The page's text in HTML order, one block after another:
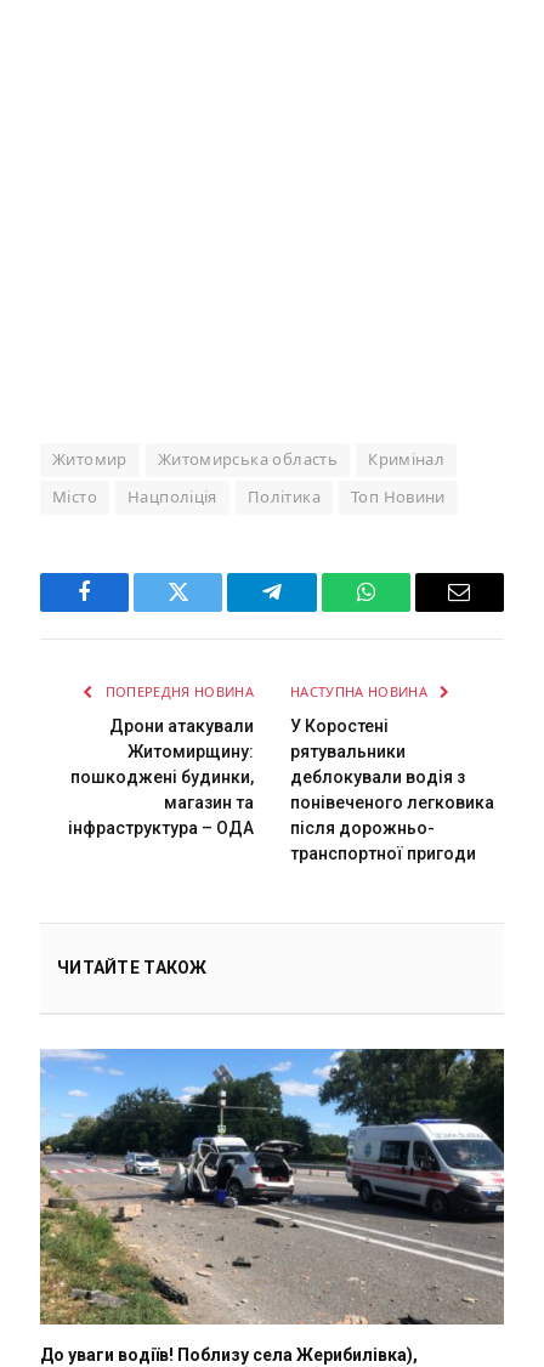
Житомир Житомирська область Кримінал
Місто Нацполіція Політика Топ Новини
Facebook Twitter Telegram WhatsAppEmail
ПОПЕРЕДНЯ НОВИНА
Дрони атакували
Житомирщину:
пошкоджені будинки,
магазин та
інфраструктура – ОДА
НАСТУПНА НОВИНА
У Коростені
рятувальники
деблокували водія з
понівеченого легковика
після дорожньо-
транспортної пригоди
ЧИТАЙТЕ ТАКОЖ
До уваги водіїв! Поблизу села Жерибилівка),